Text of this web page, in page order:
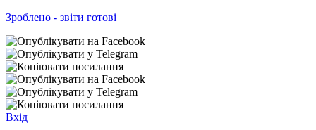
Зроблено - звіти готові
Вхід